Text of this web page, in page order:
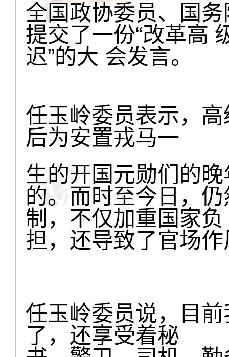
全国政协委员、国
提交了一份“改革高
迟”的大 会发言。
任玉岭委员表示，
后为安置戎马一
生的开国元勋们的
的。而时至今日，
制，不仅加重国家负
担，还导致了官场
任玉岭委员说，目
了，还享受着秘